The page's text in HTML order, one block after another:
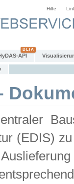
Hilfe
API
(EDIS)